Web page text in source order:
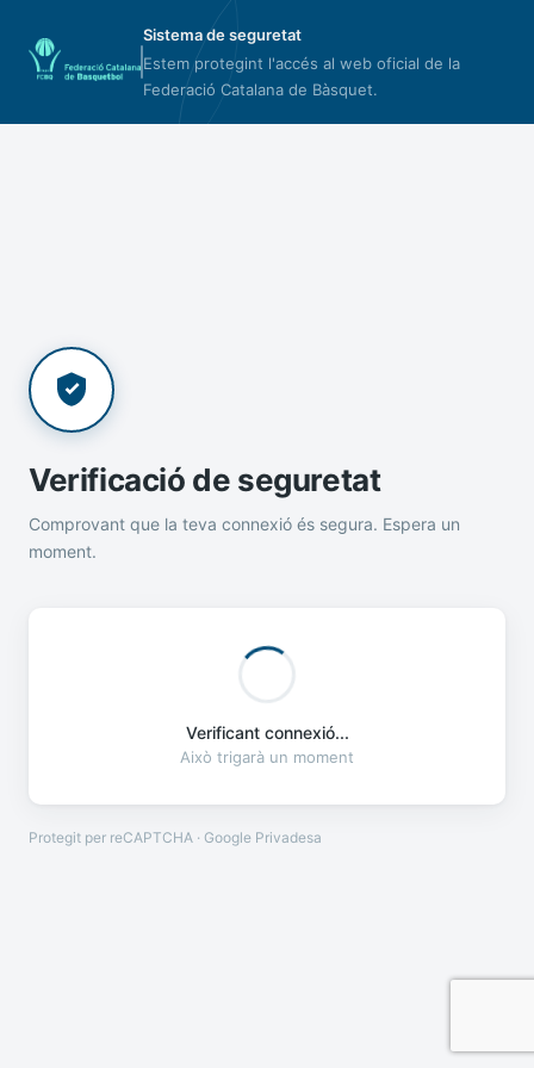
Sistema de seguretat
Estem protegint l'accés al web oficial de la
Federació Catalana de Bàsquet.
Verificació de seguretat
Comprovant que la teva connexió és segura. Espera un
moment.
Verificant connexió...
Això trigarà un moment
Protegit per reCAPTCHA · Google Privadesa